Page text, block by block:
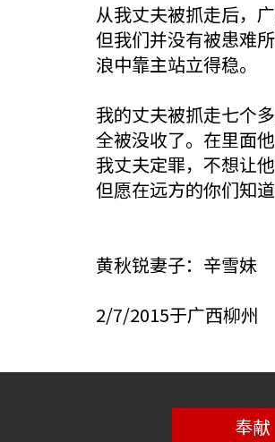
从我丈夫被抓走后，
但我们并没有被患难
浪中靠主站立得稳。
我的丈夫被抓走七个
全被没收了。在里面
我丈夫定罪，不想让
但愿在远方的你们知
黄秋锐妻子：辛雪妹
2/7/2015于广西柳州
奉献